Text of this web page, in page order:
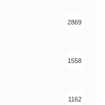
2869
1558
1162